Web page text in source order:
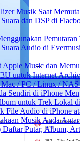
Musik Saat
dan DSP di
Pemutaran
Audio di
Apple Music dan
untuk Internet
Mac / PC / Linux /
Sendiri di iPhone
untuk Trek Lokal
File Audio di iPhone
Musik Anda
Putar, Album,